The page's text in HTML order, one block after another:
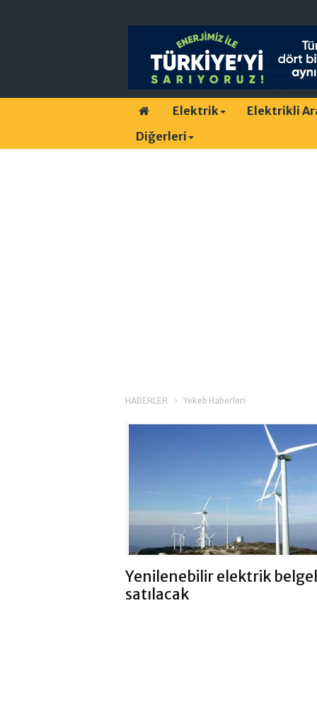
Elektrik
Elektrikli
Diğerleri
HABERLER Yekeb Haberleri
Yenilenebilir elektrik
satılacak